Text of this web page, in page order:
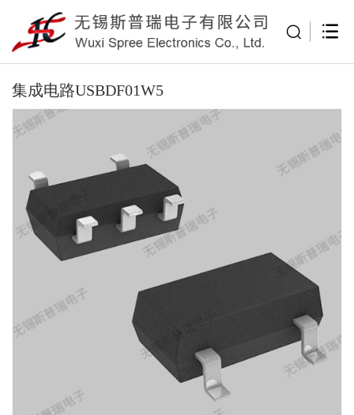
集成电路USBDF01W5